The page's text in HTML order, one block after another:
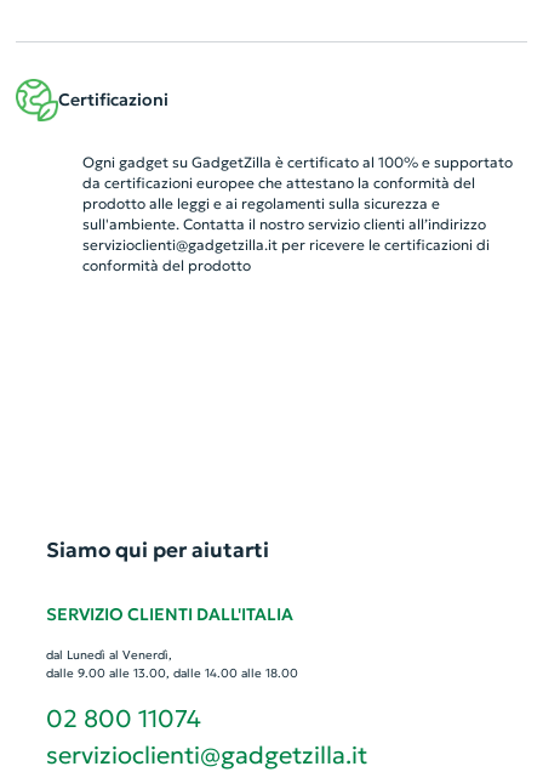
Certificazioni
Ogni gadget su GadgetZilla è certificato al 100% e supportato
da certificazioni europee che attestano la conformità del
prodotto alle leggi e ai regolamenti sulla sicurezza e
sull'ambiente. Contatta il nostro servizio clienti all’indirizzo
servizioclienti@gadgetzilla.itper ricevere le certificazioni di
conformità del prodotto
Siamo qui per aiutarti
SERVIZIO CLIENTI DALL'ITALIA
dal Lunedì al Venerdì,
dalle 9.00 alle 13.00, dalle 14.00 alle 18.00
02 800 11074
servizioclienti@gadgetzilla.it